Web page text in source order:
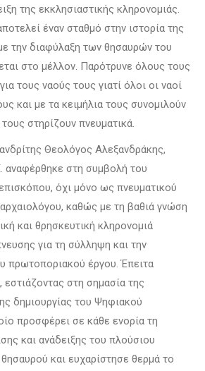
της εκκλησιαστικής κληρονομιάς.
έναν σταθμό στην ιστορία της
την διαφύλαξη των θησαυρών του
στο μέλλον. Παρότρυνε όλους τους
τους ναούς τους γιατί όλοι οι ναοί
και με τα κειμήλια τους συνομιλούν
στηρίζουν πνευματικά.
Θεολόγος Αλεξανδράκης,
αναφέρθηκε στη συμβολή του
όχι μόνο ως πνευματικού
καθώς με τη βαθιά γνώση
και θρησκευτική κληρονομιά
για τη σύλληψη και την
πρωτοποριακού έργου. Έπειτα
στη σημασία της
δημιουργίας του Ψηφιακού
προσφέρει σε κάθε ενορία τη
και ανάδειξης του πλούσιου
και ευχαρίστησε θερμά το